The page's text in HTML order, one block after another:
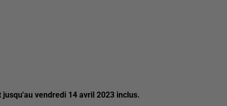
vendredi 14 avril 2023 inclus.